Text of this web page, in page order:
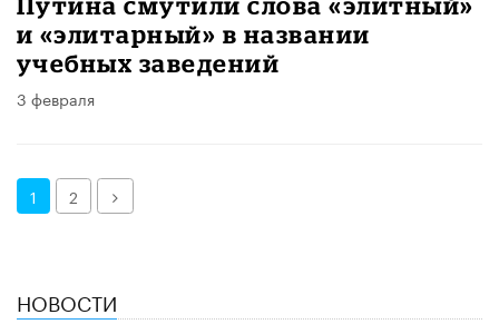
и «элитарный» в названии
учебных заведений
3 февраля
1 2 Далее
НОВОСТИ